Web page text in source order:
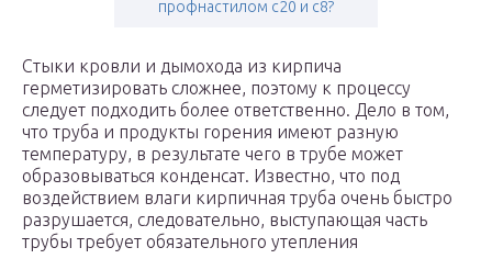
профнастилом с20 и с8?
Стыки кровли и дымохода из кирпича
герметизировать сложнее, поэтому к процессу
следует подходить более ответственно. Дело в том,
что труба и продукты горения имеют разную
температуру, в результате чего в трубе может
образовываться конденсат. Известно, что под
воздействием влаги кирпичная труба очень быстро
разрушается, следовательно, выступающая часть
трубы требует обязательного утепления